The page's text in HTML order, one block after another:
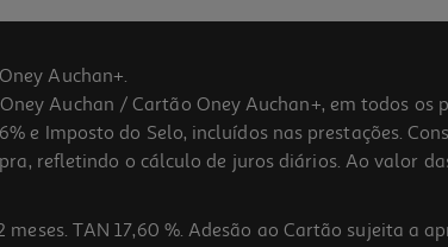
Auchan+.
Auchan / Cartão Oney Auchan+, em todos
e Imposto do Selo, incluídos nas prestações.
refletindo o cálculo de juros diários. Ao valor
TAN 17,60 %. Adesão ao Cartão sujeita a